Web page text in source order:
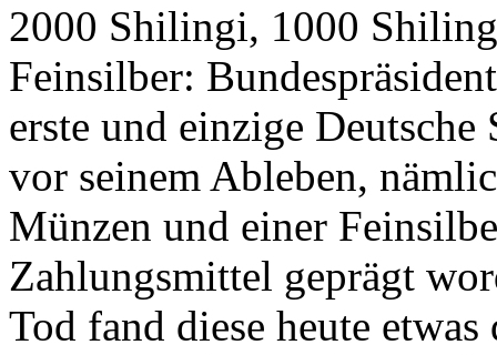
2000 Shilingi, 1000
Feinsilber:
erste und einzige Deutsche
vor seinem Ableben,
Münzen und einer
Zahlungsmittel geprägt
Tod fand diese heute